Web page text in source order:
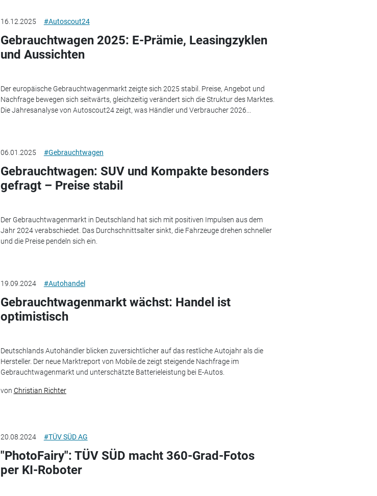
16.12.2025 #Autoscout24
Gebrauchtwagen 2025: E-Prämie, Leasingzyklen
und Aussichten
Der europäische Gebrauchtwagenmarkt zeigte sich 2025 stabil. Preise, Angebot und
Nachfrage bewegen sich seitwärts, gleichzeitig verändert sich die Struktur des Marktes.
Die Jahresanalyse von Autoscout24 zeigt, was Händler und Verbraucher 2026...
06.01.2025 #Gebrauchtwagen
Gebrauchtwagen: SUV und Kompakte besonders
gefragt – Preise stabil
Der Gebrauchtwagenmarkt in Deutschland hat sich mit positiven Impulsen aus dem
Jahr 2024 verabschiedet. Das Durchschnittsalter sinkt, die Fahrzeuge drehen schneller
und die Preise pendeln sich ein.
19.09.2024 #Autohandel
Gebrauchtwagenmarkt wächst: Handel ist
optimistisch
Deutschlands Autohändler blicken zuversichtlicher auf das restliche Autojahr als die
Hersteller. Der neue Marktreport von Mobile.de zeigt steigende Nachfrage im
Gebrauchtwagenmarkt und unterschätzte Batterieleistung bei E-Autos.
von Christian Richter
20.08.2024 #TÜV SÜD AG
"PhotoFairy": TÜV SÜD macht 360-Grad-Fotos
per KI-Roboter